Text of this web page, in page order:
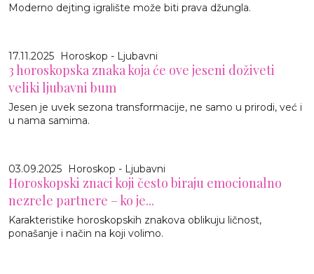
Moderno dejting igralište može biti prava džungla.
17.11.2025 Horoskop - Ljubavni
3 horoskopska znaka koja će ove jeseni doživeti
veliki ljubavni bum
Jesen je uvek sezona transformacije, ne samo u prirodi, već i
u nama samima.
03.09.2025 Horoskop - Ljubavni
Horoskopski znaci koji često biraju emocionalno
nezrele partnere – ko je...
Karakteristike horoskopskih znakova oblikuju ličnost,
ponašanje i način na koji volimo.